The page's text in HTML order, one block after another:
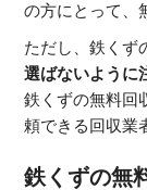
の方にとって、
ただし、鉄くず
選ばないように
鉄くずの無料回
頼できる回収業
鉄くずの無